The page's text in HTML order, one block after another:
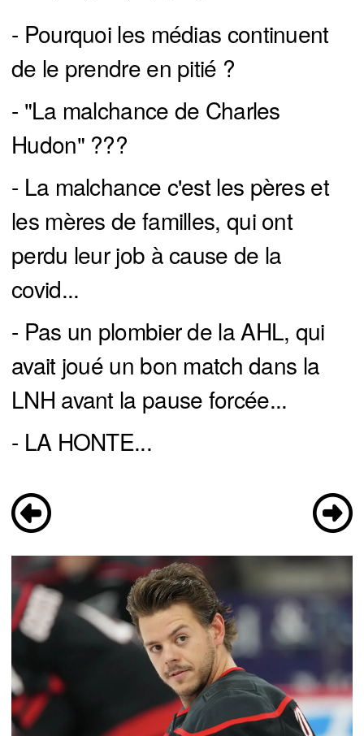
- Pourquoi les médias continuent
de le prendre en pitié ?
- "La malchance de Charles
Hudon" ???
- La malchance c'est les pères et
les mères de familles, qui ont
perdu leur job à cause de la
covid...
- Pas un plombier de la AHL, qui
avait joué un bon match dans la
LNH avant la pause forcée...
- LA HONTE...